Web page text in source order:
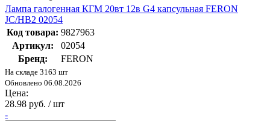
Лампа галогенная КГМ 20вт 12в G4 капсульная FERON
JC/HB2 02054
Код товара: 9827963
Артикул:
02054
Бренд:
FERON
На складе 3163 шт
Обновлено 06.08.2026
Цена:
28.98 руб. / шт
-